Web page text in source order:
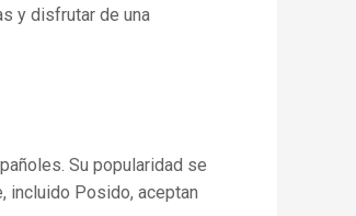
y disfrutar de una
Su popularidad se
incluido Posido, aceptan